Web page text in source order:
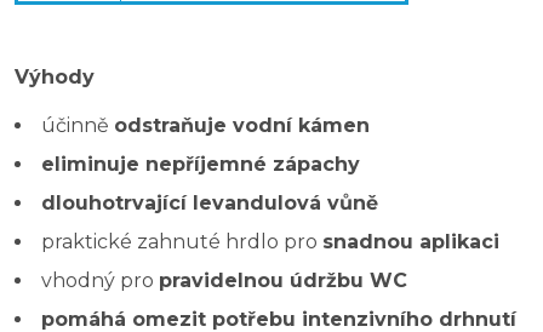
Výhody
účinně odstraňuje vodní kámen
eliminuje nepříjemné zápachy
dlouhotrvající levandulová vůně
praktické zahnuté hrdlo pro snadnou aplikaci
vhodný pro pravidelnou údržbu WC
pomáhá omezit potřebu intenzivního drhnutí